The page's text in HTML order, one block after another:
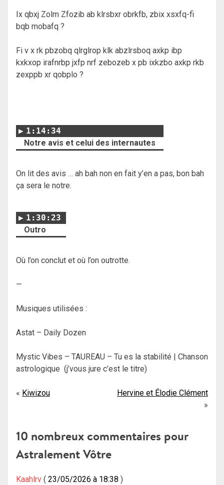
Ix qbxj Zolm Zfozib ab klrsbxr obrkfb, zbix xsxfq-fi
bqb mobafq ?
Fi v x rk pbzobq qlrglrop klk abzlrsboq axkp ibp
kxkxop irafnrbp jxfp nrf zebozeb x pb ixkzbo axkp rkb
zexppb xr qobplo ?
1:14:34
Notre avis et celui des internautes
On lit des avis … ah bah non en fait y’en a pas, bon bah
ça sera le notre.
1:30:23
Outro
Où l’on conclut et où l’on outrotte.
—
Musiques utilisées :
Astat – Daily Dozen
Mystic Vibes – TAUREAU – Tu es la stabilité | Chanson
astrologique (j’vous jure c’est le titre)
Navigation
l’article
Kiwizou Hervine et Élodie Clément
10 nombreux commentaires pour
Astralement Vôtre
Kaahlrv 23/05/2026 à 18:38